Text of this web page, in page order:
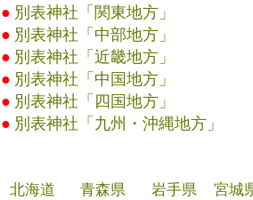
● 別表神社「関東地方」
● 別表神社「中部地方」
● 別表神社「近畿地方」
● 別表神社「中国地方」
● 別表神社「四国地方」
● 別表神社「九州・沖縄地方」
北海道 青森県 岩手県
宮城